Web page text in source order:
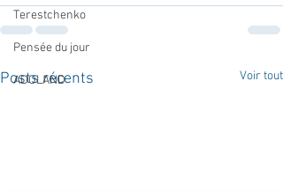
Terestchenko
Pensée du jour
ADOLAND
Posts récents Voir tout